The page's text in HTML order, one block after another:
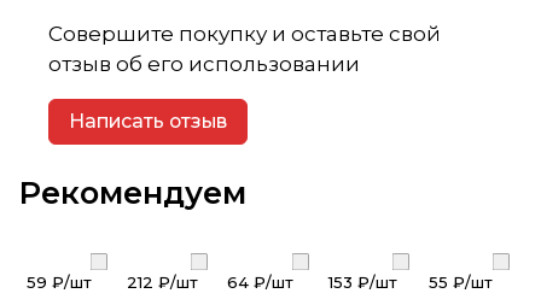
Совершите покупку и оставьте свой
отзыв об его использовании
Написать отзыв
Рекомендуем
59 ₽/шт 212 ₽/шт 64 ₽/шт 153 ₽/шт 55 ₽/шт